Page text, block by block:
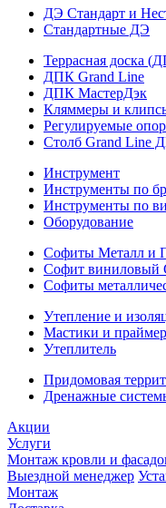
ДЭ Стандарт и
Стандартные ДЭ
Террасная доска
ДПК Grand Line
ДПК МастерДэк
Кляммеры и
Регулируемые
Столб Grand Line
Инструмент
Инструменты по
Инструменты по
Оборудование
Софиты Металл и
Софит виниловый
Софиты
Утепление и
Мастики и
Утеплитель
Придомовая
Дренажные
Акции
Услуги
Монтаж кровли и
Выездной менеджер
Монтаж